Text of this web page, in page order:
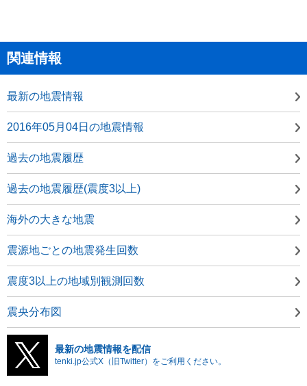
関連情報
最新の地震情報
2016年05月04日の地震情報
過去の地震履歴
過去の地震履歴(震度3以上)
海外の大きな地震
震源地ごとの地震発生回数
震度3以上の地域別観測回数
震央分布図
最新の地震情報を配信
tenki.jp公式X（旧Twitter）をご利用ください。